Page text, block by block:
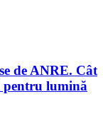
de ANRE. Cât
pentru lumină